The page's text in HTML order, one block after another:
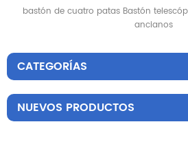
bastón de cuatro patas Bastón
ancianos
CATEGORÍAS
NUEVOS PRODUCTOS